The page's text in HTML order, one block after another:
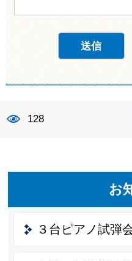
128
お
３台ピアノ試弾